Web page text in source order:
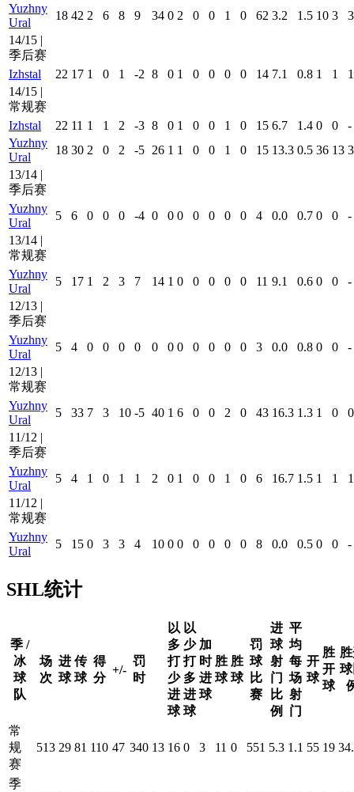
Yuzhny
Ural
18 42 2 6 8 9 34 0 2 0 0 1 0 62 3.2 1.5 10 3
14/15 |
季后赛
Izhstal
22 17 1 0 1 -2 8 0 1 0 0 0 0 14 7.1 0.8 1 1
14/15 |
常规赛
Izhstal
22 11 1 1 2 -3 8 0 1 0 0 1 0 15 6.7 1.4 0 0
-
Yuzhny
Ural
18 30 2 0 2 -5 26 1 1 0 0 1 0 15 13.3 0.5 36 13
13/14 |
季后赛
Yuzhny
Ural
5 6 0 0 0 -4 0 0 0 0 0 0 0 4 0.0 0.7 0 0
-
13/14 |
常规赛
Yuzhny
Ural
5 17 1 2 3 7 14 1 0 0 0 0 0 11 9.1 0.6 0 0
-
12/13 |
季后赛
Yuzhny
Ural
5 4 0 0 0 0 0 0 0 0 0 0 0 3 0.0 0.8 0 0
-
12/13 |
常规赛
Yuzhny
Ural
5 33 7 3 10 -5 40 1 6 0 0 2 0 43 16.3 1.3 1 0
11/12 |
季后赛
Yuzhny
Ural
5 4 1 0 1 1 2 0 1 0 0 1 0 6 16.7 1.5 1 1
11/12 |
常规赛
Yuzhny
Ural
5 15 0 3 3 4 10 0 0 0 0 0 0 8 0.0 0.5 0 0 -
SHL统计
季 /
冰
球
队
场
次
进
球
传
球
得
分
+/-
罚
时
以
多
打
少
进
球
以
少
打
多
进
球
加
时
进
球
胜
球
胜
球
罚
球
比
赛
进
球
射
门
比
例
平
均
每
场
射
门
开
球
胜
开
球
常
规
赛
513 29 81 110 47 340 13 16 0 3 11 0 551 5.3 1.1 55 19
季